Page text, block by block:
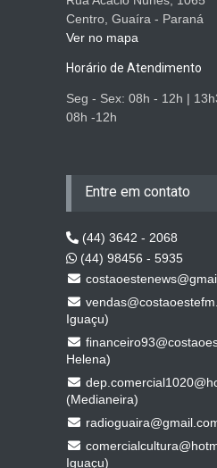
Centro, Guaíra - Paraná
Ver no mapa
Horário de Atendimento
Seg - Sex: 08h - 12h |
08h -12h
Entre em contato
(44) 3642 - 2068
(44) 98456 - 5935
Iguaçu)
Helena)
(Medianeira)
Iguaçu)